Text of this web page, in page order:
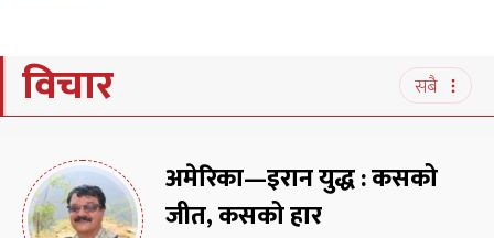
विचार सबै
अमेरिका—इरान युद्ध : कसको
जीत, कसको हार